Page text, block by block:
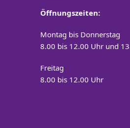
Öffnungszeiten:
Montag bis Donnerstag
8.00 bis 12.00 Uhr und
Freitag
8.00 bis 12.00 Uhr